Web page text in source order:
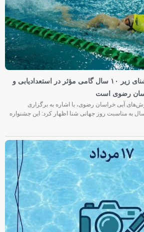
حسین گرایلی: جشنواره شنای زیر ۱۰ سال گامی مؤثر در استعدادیابی و
رضوی است
آبی خراسان رضوی، با اشاره به برگزاری
شنای پسران زیر ۱۰ سال به مناسبت روز جهانی شنا اظهار کرد: این جشنواره